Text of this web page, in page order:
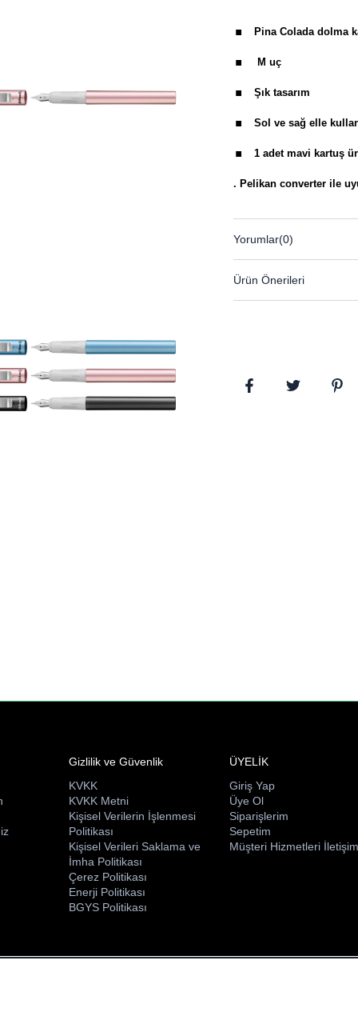
. Pina Colada dolma
. M uç
. Şık tasarım
. Sol ve sağ elle
. 1 adet mavi kartuş
. Pelikan converter ile
Yorumlar(0)
Ürün Önerileri
Gizlilik ve Güvenlik
KVKK
KVKK Metni
Kişisel Verilerin İşlenmesi
Politikası
Kişisel Verileri Saklama ve
İmha Politikası
Çerez Politikası
Enerji Politikası
BGYS Politikası
ÜYELİK
Giriş Yap
Üye Ol
Siparişlerim
Sepetim
Müşteri Hizmetleri İletişim